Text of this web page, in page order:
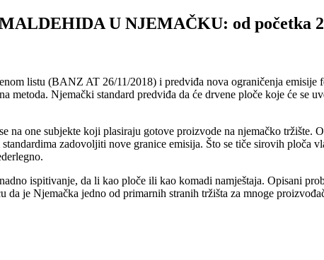
U NJEMAČKU: od početka
listu (BANZ AT 26/11/2018) i predviđa nova ograničenja
metoda. Njemački standard predviđa da će drvene ploče koje će se
na one subjekte koji plasiraju gotove proizvode na njemačko
zadovoljiti nove granice emisija. Što se tiče sirovih ploča
ispitivanje, da li kao ploče ili kao komadi namještaja. Opisani
je Njemačka jedno od primarnih stranih tržišta za mnoge